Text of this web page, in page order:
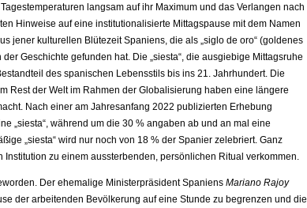
langsam auf ihr Maximum und das Verlangen nach
Hinweise auf eine institutionalisierte Mittagspause mit dem Namen
jener kulturellen Blütezeit Spaniens, die als „siglo de oro“ (goldenes
Geschichte gefunden hat. Die „siesta“, die ausgiebige Mittagsruhe
des spanischen Lebensstils bis ins 21. Jahrhundert. Die
Rest der Welt im Rahmen der Globalisierung haben eine längere
Nach einer am Jahresanfang 2022 publizierten Erhebung
„siesta“, während um die 30 % angaben ab und an mal eine
„siesta“ wird nur noch von 18 % der Spanier zelebriert. Ganz
Institution zu einem aussterbenden, persönlichen Ritual verkommen.
Der ehemalige Ministerpräsident Spaniens Mariano Rajoy
der arbeitenden Bevölkerung auf eine Stunde zu begrenzen und die